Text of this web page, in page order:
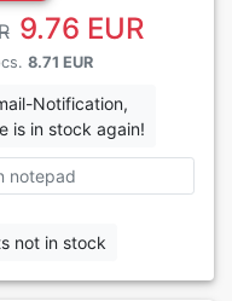
9.76 EUR
8.71 EUR
Notification,
is in stock again!
notepad
not in stock